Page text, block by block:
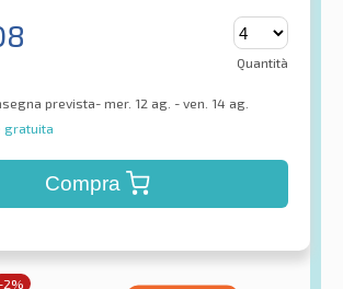
Quantità
prevista- mer. 12 ag. - ven. 14 ag.
gratuita
Compra
2%